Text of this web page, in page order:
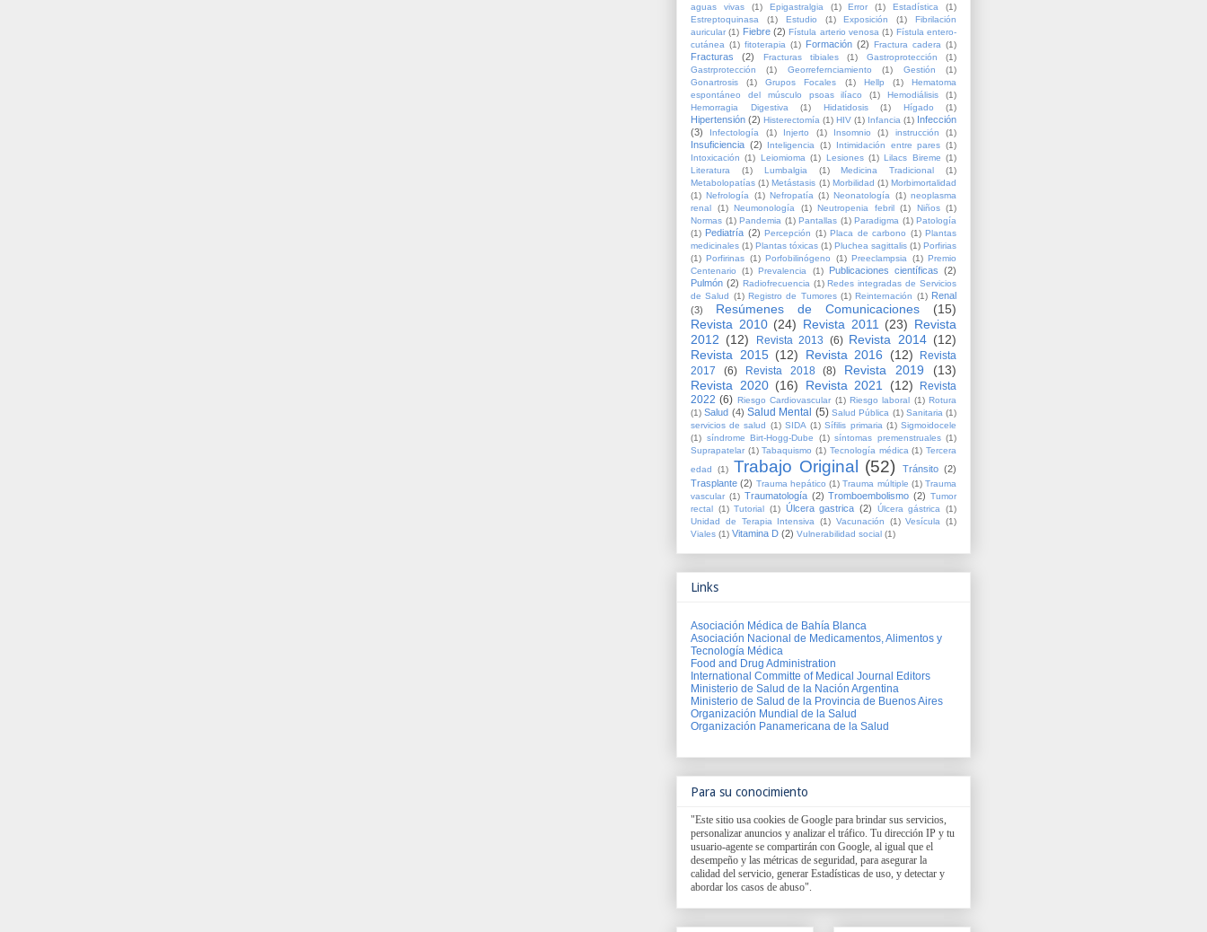
aguas vivas
(1) Epigastralgia (1) Error (1) Estadística
(1)
Estreptoquinasa
(1) Estudio (1) Exposición (1)
Fibrilación
auricular (1) Fiebre (2) Fístula arterio venosa (1) Fístula entero-
cutánea (1) fitoterapia (1) Formación (2) Fractura cadera (1)
Fracturas (2) Fracturas tibiales (1) Gastroprotección
(1)
Gastrprotección
(1) Georrefernciamiento (1) Gestión
(1)
Gonartrosis
(1) Grupos Focales (1) Hellp (1)
Hematoma
espontáneo del músculo psoas ilíaco
(1) Hemodiálisis
(1)
Hemorragia Digestiva
(1) Hidatidosis (1) Hígado (1)
Hipertensión (2) Histerectomía (1) HIV (1) Infancia (1) Infección
(3)
Infectología (1) Injerto (1) Insomnio (1) instrucción (1)
Insuficiencia (2) Inteligencia (1) Intimidación entre pares (1)
Intoxicación (1) Leiomioma (1) Lesiones (1) Lilacs Bireme (1)
Literatura
(1) Lumbalgia (1) Medicina Tradicional
(1)
Metabolopatías (1) Metástasis (1) Morbilidad (1) Morbimortalidad
(1) Nefrología (1) Nefropatía (1) Neonatología (1) neoplasma
renal
(1) Neumonología (1) Neutropenia febril (1) Niños (1)
Normas (1) Pandemia (1) Pantallas (1) Paradigma (1) Patología
(1) Pediatría (2) Percepción (1) Placa de carbono (1) Plantas
medicinales (1) Plantas tóxicas (1) Pluchea sagittalis (1) Porfirias
(1) Porfirinas (1) Porfobilinógeno (1) Preeclampsia (1) Premio
Centenario
(1) Prevalencia (1) Publicaciones científicas (2)
Pulmón (2) Radiofrecuencia (1) Redes integradas de Servicios
de Salud (1) Registro de Tumores (1) Reinternación (1) Renal
(3)
Resúmenes de Comunicaciones
(15)
Revista 2010 (24) Revista 2011 (23) Revista
2012 (12) Revista 2013 (6) Revista 2014 (12)
Revista 2015 (12) Revista 2016 (12)
Revista
2017
(6) Revista 2018 (8) Revista 2019
(13)
Revista 2020 (16) Revista 2021 (12)
Revista
2022 (6) Riesgo Cardiovascular (1) Riesgo laboral (1) Rotura
(1) Salud (4) Salud Mental (5) Salud Pública (1) Sanitaria (1)
servicios de salud (1) SIDA (1) Sífilis primaria (1) Sigmoidocele
(1) síndrome Birt-Hogg-Dube (1) síntomas premenstruales (1)
Suprapatelar (1) Tabaquismo (1) Tecnología médica (1) Tercera
edad
(1) Trabajo Original (52) Tránsito (2)
Trasplante (2) Trauma hepático (1) Trauma múltiple (1) Trauma
vascular (1) Traumatología (2) Tromboembolismo (2) Tumor
rectal (1) Tutorial (1) Úlcera gastrica (2) Úlcera gástrica
(1)
Unidad de Terapia Intensiva
(1) Vacunación (1) Vesícula
(1)
Viales (1) Vitamina D (2) Vulnerabilidad social (1)
Links
Asociación Médica de Bahía Blanca
Asociación Nacional de Medicamentos, Alimentos y
Tecnología Médica
Food and Drug Administration
International Committe of Medical Journal Editors
Ministerio de Salud de la Nación Argentina
Ministerio de Salud de la Provincia de Buenos Aires
Organización Mundial de la Salud
Organización Panamericana de la Salud
Para su conocimiento
"Este sitio usa cookies de Google para brindar sus servicios,
personalizar anuncios y analizar el tráfico. Tu dirección IP y tu
usuario-agente se compartirán con Google, al igual que el
desempeño y las métricas de seguridad, para asegurar la
calidad del servicio, generar Estadísticas de uso, y detectar y
abordar los casos de abuso".